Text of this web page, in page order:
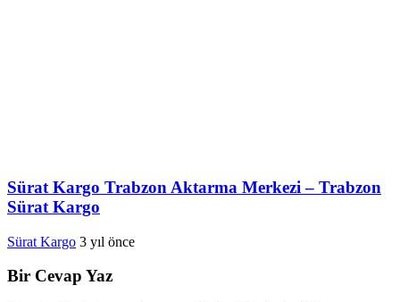
Sürat Kargo Trabzon Aktarma Merkezi – Trabzon
Sürat Kargo
Sürat Kargo 3 yıl önce
Bir Cevap Yaz